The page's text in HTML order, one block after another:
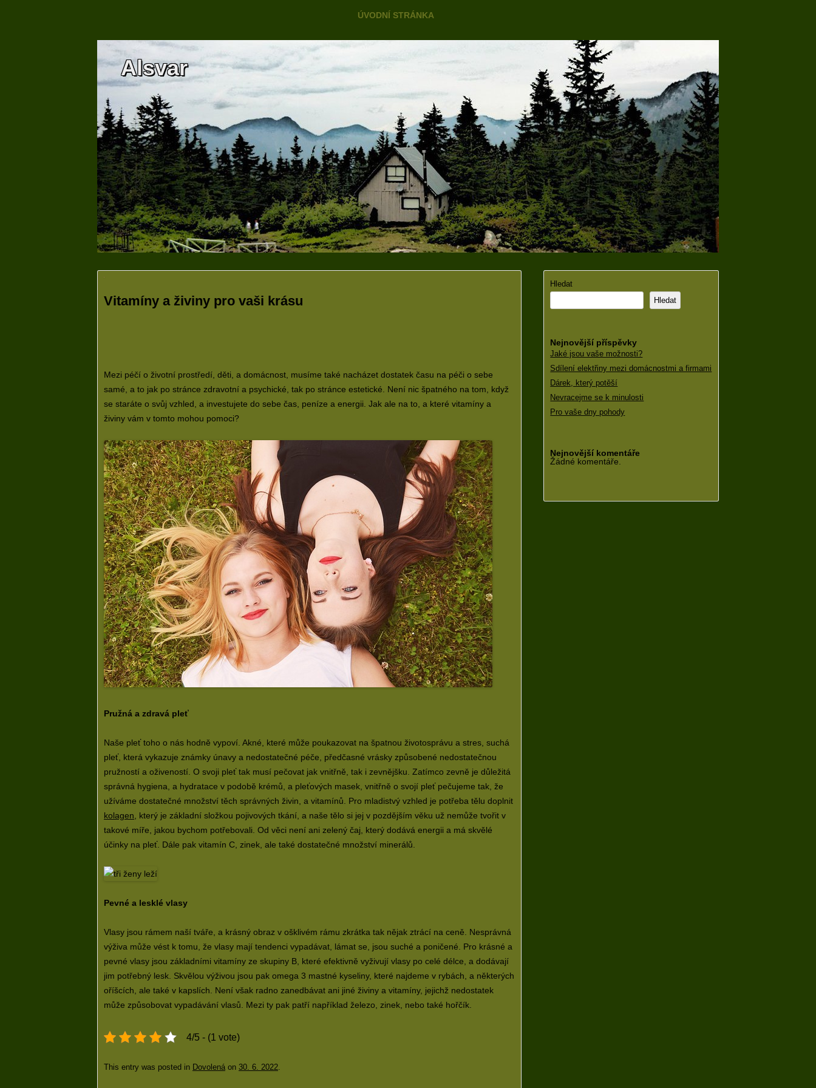
ÚVODNÍ STRÁNKA
Alsvar
Vitamíny a živiny pro vaši krásu
Mezi péčí o životní prostředí, děti, a domácnost, musíme také nacházet dostatek času na péči o sebe
samé, a to jak po stránce zdravotní a psychické, tak po stránce estetické. Není nic špatného na tom, když
se staráte o svůj vzhled, a investujete do sebe čas, peníze a energii. Jak ale na to, a které vitamíny a
živiny vám v tomto mohou pomoci?
Pružná a zdravá pleť
Naše pleť toho o nás hodně vypoví. Akné, které může poukazovat na špatnou životosprávu a stres, suchá
pleť, která vykazuje známky únavy a nedostatečné péče, předčasné vrásky způsobené nedostatečnou
pružností a oživeností. O svoji pleť tak musí pečovat jak vnitřně, tak i zevnějšku. Zatímco zevně je důležitá
správná hygiena, a hydratace v podobě krémů, a pleťových masek, vnitřně o svojí pleť pečujeme tak, že
užíváme dostatečné množství těch správných živin, a vitamínů. Pro mladistvý vzhled je potřeba tělu doplnit
kolagen , který je základní složkou pojivových tkání, a naše tělo si jej v pozdějším věku už nemůže tvořit v
takové míře, jakou bychom potřebovali. Od věci není ani zelený čaj, který dodává energii a má skvělé
účinky na pleť. Dále pak vitamín C, zinek, ale také dostatečné množství minerálů.
Pevné a lesklé vlasy
Vlasy jsou rámem naší tváře, a krásný obraz v ošklivém rámu zkrátka tak nějak ztrácí na ceně. Nesprávná
výživa může vést k tomu, že vlasy mají tendenci vypadávat, lámat se, jsou suché a poničené. Pro krásné a
pevné vlasy jsou základními vitamíny ze skupiny B, které efektivně vyživují vlasy po celé délce, a dodávají
jim potřebný lesk. Skvělou výživou jsou pak omega 3 mastné kyseliny, které najdeme v rybách, a některých
oříšcích, ale také v kapslích. Není však radno zanedbávat ani jiné živiny a vitamíny, jejichž nedostatek
může způsobovat vypadávání vlasů. Mezi ty pak patří například železo, zinek, nebo také hořčík.
4/5 - (1 vote)
This entry was posted in Dovolená on 30. 6. 2022
Hledat
Hledat
Nejnovější příspěvky
Jaké jsou vaše možnosti?
Sdílení elektřiny mezi domácnostmi a firmami
Dárek, který potěší
Nevracejme se k minulosti
Pro vaše dny pohody
Nejnovější komentáře
Žádné komentáře.